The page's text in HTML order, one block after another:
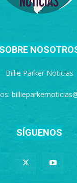
SOBRE
Billie Parker Noticias
SÍGUENOS